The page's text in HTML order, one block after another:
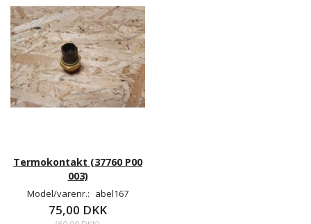
Termokontakt (37760 P00
003)
Model/varenr.: abel167
75,00 DKK